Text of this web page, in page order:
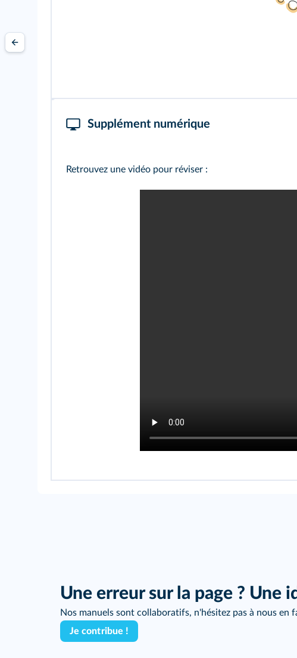
Supplément numérique
Retrouvez une vidéo pour réviser :
Une erreur sur la page ? Une
Nos manuels sont collaboratifs, n'hésitez pas à nous en
Je contribue !